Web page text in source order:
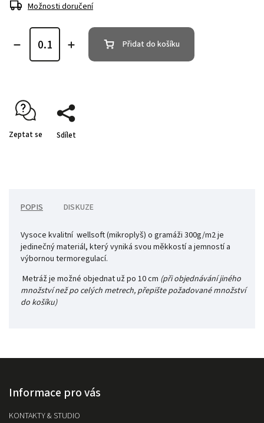
Možnosti doručení
Přidat do košíku
Zeptat se Sdílet
POPIS DISKUZE
Vysoce kvalitní wellsoft (mikroplyš) o gramáži 300g/m2 je
jedinečný materiál, který vyniká svou měkkostí a jemností a
výbornou termoregulací.
Metráž je možné objednat už po 10 cm (při objednávání jiného
množství než po celých metrech, přepište požadované množství
do košíku)
Informace pro vás
KONTAKTY & STUDIO